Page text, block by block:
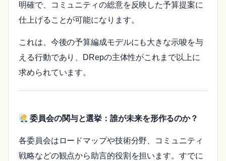
明確で、コミュニティの総意を反映した予算提案に
仕上げることが可能になります。
これは、今後の予算編成モデルにも大きな示唆を与
える行動であり、DRepの主体性がこれまで以上に
求められています。
委員会の関与と選挙：誰が未来を形作るのか？
各委員会はロードマップや技術分野、コミュニティ
戦略などの観点から助言的役割を担います。すでに